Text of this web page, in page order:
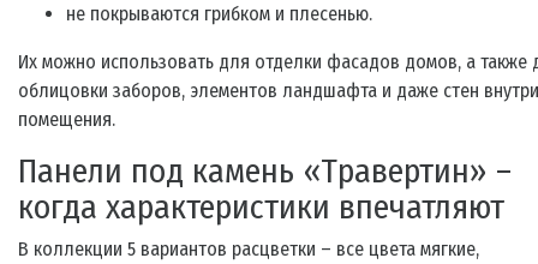
не покрываются грибком и плесенью.
Их можно использовать для отделки фасадов домов, а также
облицовки заборов, элементов ландшафта и даже стен внутри
помещения.
Панели под камень «Травертин» –
когда характеристики впечатляют
В коллекции 5 вариантов расцветки – все цвета мягкие,